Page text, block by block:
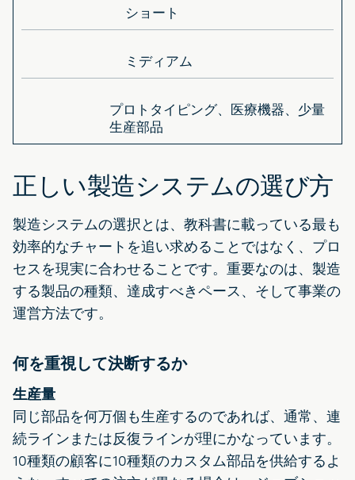
ショート
ミディアム
プロトタイピング、医療機器、少量
生産部品
正しい製造システムの選び方
製造システムの選択とは、教科書に載っている最も
効率的なチャートを追い求めることではなく、プロ
セスを現実に合わせることです。重要なのは、製造
する製品の種類、達成すべきペース、そして事業の
運営方法です。
何を重視して決断するか
生産量
同じ部品を何万個も生産するのであれば、通常、連
続ラインまたは反復ラインが理にかなっています。
10種類の顧客に10種類のカスタム部品を供給するよ